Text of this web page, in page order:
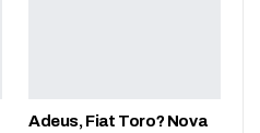
Adeus, Fiat Toro? Nova